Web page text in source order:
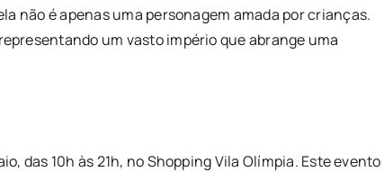
não é apenas uma personagem amada por crianças.
um vasto império que abrange uma
das 10h às 21h, no Shopping Vila Olímpia. Este evento